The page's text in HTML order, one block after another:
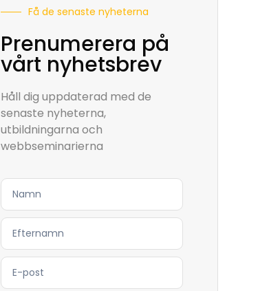
Få de senaste nyheterna
Prenumerera på
vårt nyhetsbrev
Håll dig uppdaterad med de
senaste nyheterna,
utbildningarna och
webbseminarierna